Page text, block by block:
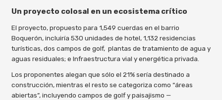
Un proyecto colosal en un ecosistema crítico
El proyecto, propuesto para 1,549 cuerdas en el barrio
Boquerón, incluiría 530 unidades de hotel, 1,132 residencias
turísticas, dos campos de golf, plantas de tratamiento de agua y
aguas residuales; e Infraestructura vial y energética privada.
Los proponentes alegan que sólo el 21% sería destinado a
construcción, mientras el resto se categoriza como “áreas
abiertas”, incluyendo campos de golf y paisajismo —